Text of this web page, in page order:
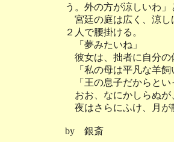
う。外の方が涼しいわ」
宮廷の庭は広く、涼し
２人で腰掛ける。
「夢みたいね」
彼女は、拙者に自分の
「私の母は平凡な羊飼
「王の息子だからとい
おお、なにかしらぬが
夜はさらにふけ、月が
by 銀斎